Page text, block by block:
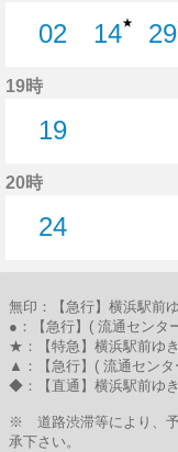
02
14★
29
19時
19
20時
24
無印：【急行】横浜駅前
●：【急行】( 流通センタ
★：【特急】横浜駅前ゆき
▲：【急行】( 流通センタ
◆：【直通】横浜駅前ゆき
※ 道路渋滞等により、予
承下さい。